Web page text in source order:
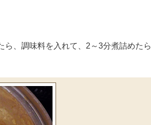
、調味料を入れて、2～3分煮詰めたら